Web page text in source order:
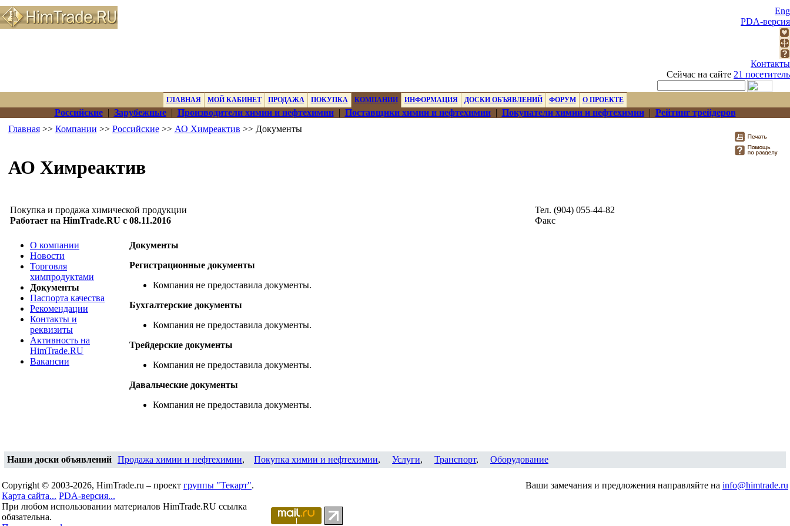
Eng
PDA-версия
Контакты
Сейчас на сайте 21 посетитель
ГЛАВНАЯ МОЙ КАБИНЕТ ПРОДАЖА ПОКУПКА КОМПАНИИ ИНФОРМАЦИЯ ДОСКИ ОБЪЯВЛЕНИЙ ФОРУМ О ПРОЕКТЕ
Российские| Зарубежные| Производители химии и нефтехимии| Поставщики химии и нефтехимии| Покупатели химии и нефтехимии| Рейтинг трейдеров
Главная>> Компании >> Российские>> АО Химреактив >> Документы
АО Химреактив
Покупка и продажа химической продукции
Работает на HimTrade.RU с 08.11.2016
Тел. (904) 055-44-82
Факс
О компании
Новости
Торговля
химпродуктами
Документы
Паспорта качества
Рекомендации
Контакты и
реквизиты
Активность на
HimTrade.RU
Вакансии
Документы
Регистрационные документы
Компания не предоставила документы.
Бухгалтерские документы
Компания не предоставила документы.
Трейдерские документы
Компания не предоставила документы.
Давальческие документы
Компания не предоставила документы.
Наши доски объявлений Продажа химии и нефтехимии, Покупка химии и нефтехимии, Услуги, Транспорт, Оборудование
Copyright © 2003-2026, HimTrade.ru – проект группы "Текарт".
Карта сайта... PDA-версия...
При любом использовании материалов HimTrade.RU ссылка
обязательна.
Ваши замечания и предложения направляйте на info@himtrade.ru